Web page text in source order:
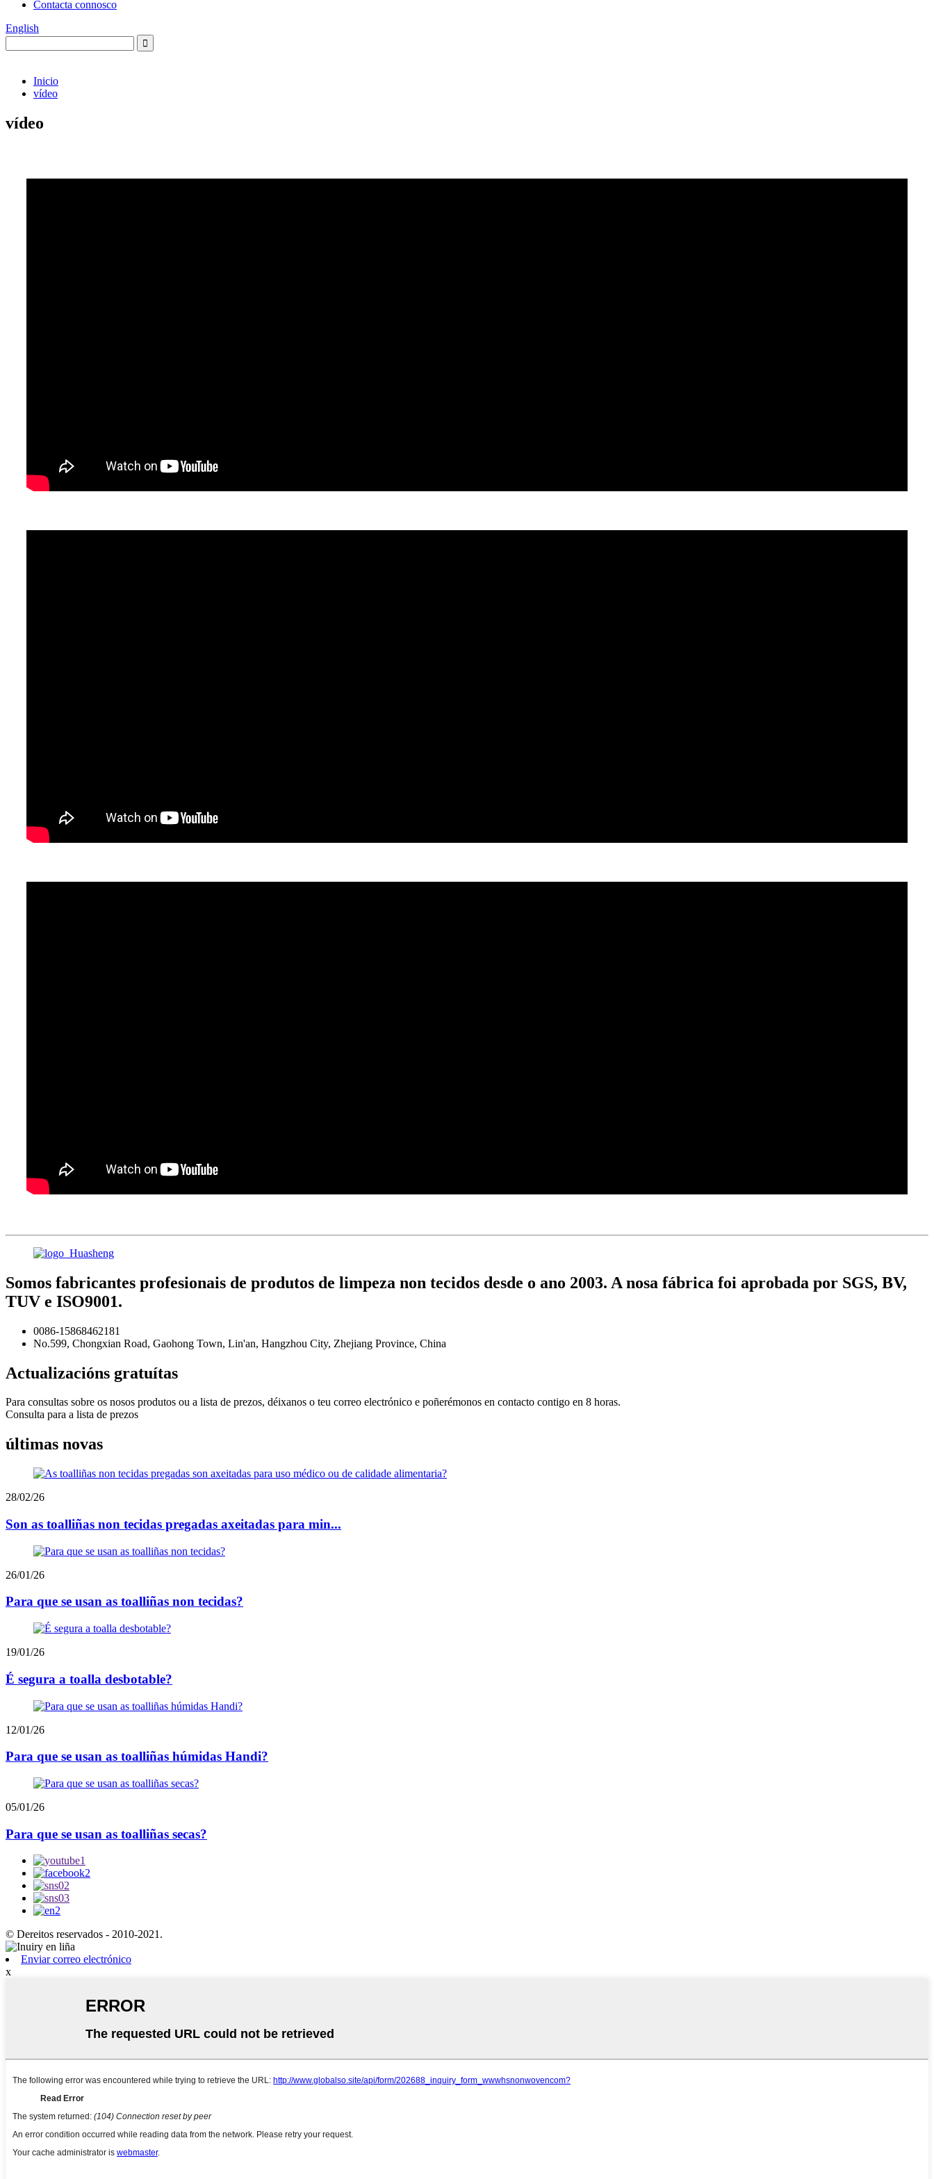
Contacta connosco
English
Inicio
vídeo
vídeo
Somos fabricantes profesionais de produtos de limpeza non tecidos desde o ano 2003. A nosa fábrica foi aprobada por SGS, BV,
TUV e ISO9001.
0086-15868462181
No.599, Chongxian Road, Gaohong Town, Lin'an, Hangzhou City, Zhejiang Province, China
Actualizacións gratuítas
Para consultas sobre os nosos produtos ou a lista de prezos, déixanos o teu correo electrónico e poñerémonos en contacto contigo en 8 horas.
Consulta para a lista de prezos
últimas novas
28/02/26
Son as toalliñas non tecidas pregadas axeitadas para min...
26/01/26
Para que se usan as toalliñas non tecidas?
19/01/26
É segura a toalla desbotable?
12/01/26
Para que se usan as toalliñas húmidas Handi?
05/01/26
Para que se usan as toalliñas secas?
© Dereitos reservados - 2010-2021.
Enviar correo electrónico
x